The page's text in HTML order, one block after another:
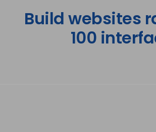
Build websites
100